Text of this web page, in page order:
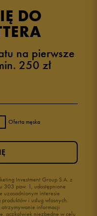
przez
0%
0%
DO
na pierwsze
250 zł
Oferta męska
Investment Group S.A. z
303 paw. 1, udostępnione
uzasadnionym interesie
i usług własnych.
otrzymywanie informacji
aczkolwiek niezbędne w celu